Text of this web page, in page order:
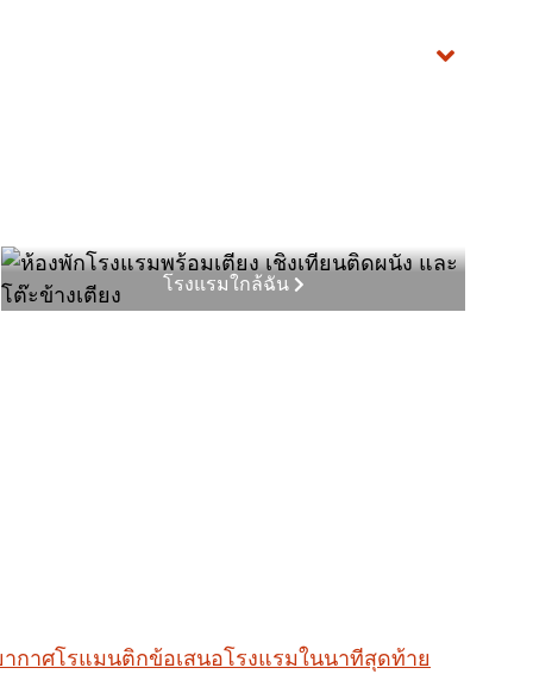
โรงแรมใกล้ฉัน
ากาศโรแมนติกข้อเสนอโรงแรมในนาทีสุดท้าย